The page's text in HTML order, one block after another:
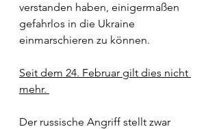
verstanden haben, einigermaßen
gefahrlos in die Ukraine
einmarschieren zu können.
Seit dem 24. Februar gilt dies nicht
mehr.
Der russische Angriff stellt zwar